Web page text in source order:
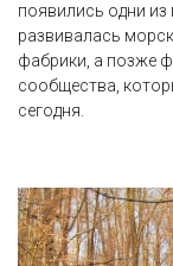
появились одни из
развивалась
фабрики, а позже
сообщества,
сегодня.